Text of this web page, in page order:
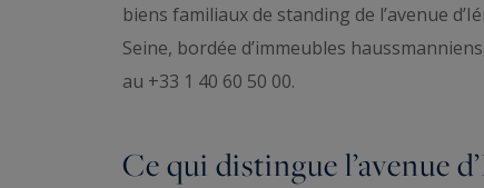
biens familiaux de standing de l’avenue
Seine, bordée d’immeubles
au +33 1 40 60 50 00.
Ce qui distingue l’avenue